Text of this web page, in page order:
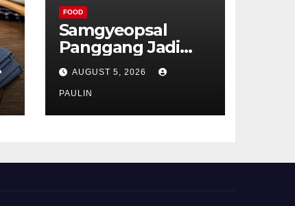
FOOD
Samgyeopsal
Panggang Jadi
Favorit Pecinta
Kuliner Korea
AUGUST 5, 2026
PAULIN